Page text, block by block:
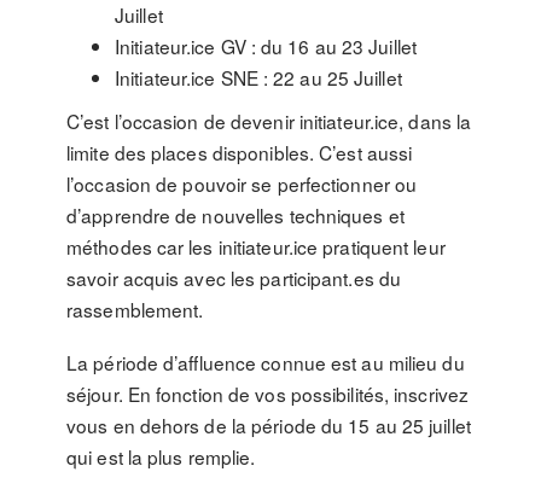
Juillet
Initiateur.ice GV : du 16 au 23 Juillet
Initiateur.ice SNE : 22 au 25 Juillet
C’est l’occasion de devenir initiateur.ice, dans la
limite des places disponibles. C’est aussi
l’occasion de pouvoir se perfectionner ou
d’apprendre de nouvelles techniques et
méthodes car les initiateur.ice pratiquent leur
savoir acquis avec les participant.es du
rassemblement.
La période d’affluence connue est au milieu du
séjour. En fonction de vos possibilités, inscrivez
vous en dehors de la période du 15 au 25 juillet
qui est la plus remplie.